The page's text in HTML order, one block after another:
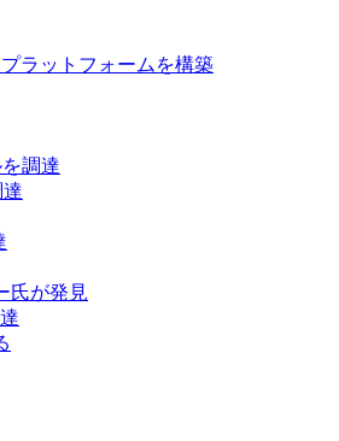
ラットフォームを構築
調達
氏が発見